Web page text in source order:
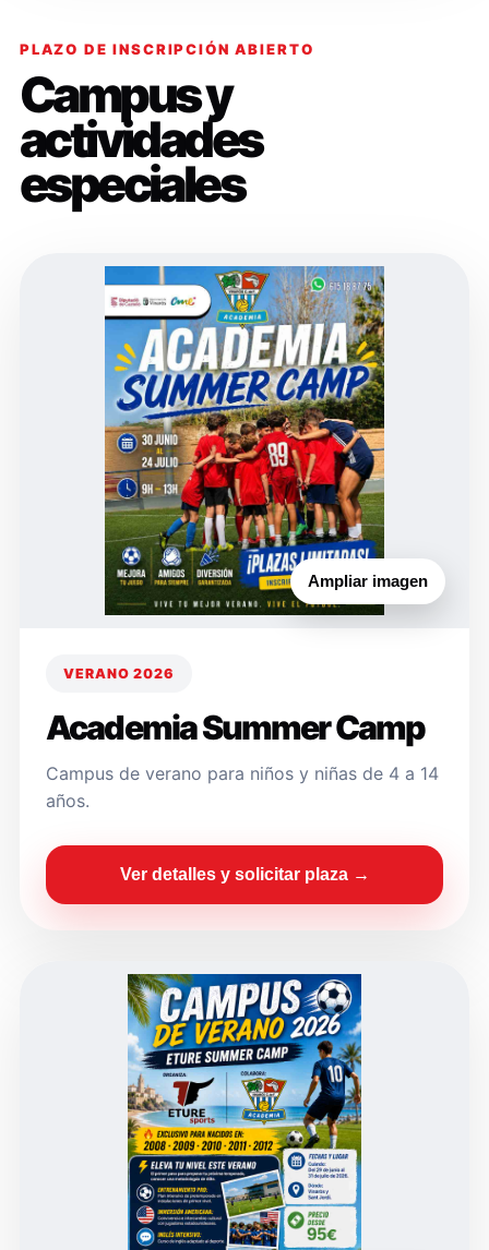
PLAZO DE INSCRIPCIÓN ABIERTO
Campus y
actividades
especiales
Ampliar imagen
VERANO 2026
Academia Summer Camp
Campus de verano para niños y niñas de 4 a 14
años.
Ver detalles y solicitar plaza →